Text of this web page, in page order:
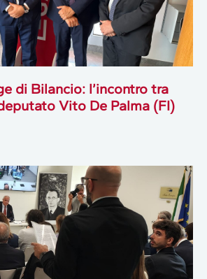
di Bilancio: l’incontro tra
Vito De Palma (FI)